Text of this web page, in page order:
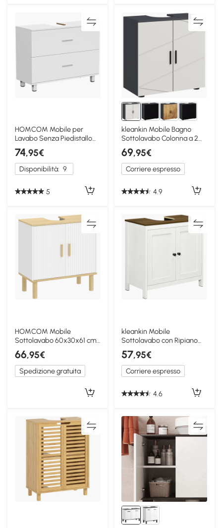
HOMCOM Mobile per
Lavabo Senza Piedistallo
con 2 Cassetti Bianco
74,95€
Disponibilità: 9
5
kleankin Mobile Bagno
Sottolavabo Colonna a 2
Ante Grigio
69,95€
Corriere espresso
4.9
HOMCOM Mobile
Sottolavabo 60x30x61 cm
Bianco
66,95€
Spedizione gratuita
kleankin Mobile
Sottolavabo con Ripiano
Interno Bianco e Noce
57,95€
Corriere espresso
4.6